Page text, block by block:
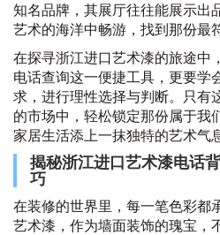
知名品牌，其展厅往往能展示出
艺术的海洋中畅游，找到那份最
在探寻浙江进口艺术漆的旅途中
电话查询这一便捷工具，更要学
求，进行理性选择与判断。只有
的市场中，轻松锁定那份属于我
家居生活添上一抹独特的艺术气
揭秘浙江进口艺术漆电话
巧
在装修的世界里，每一笔色彩都
艺术漆，作为墙面装饰的瑰宝，